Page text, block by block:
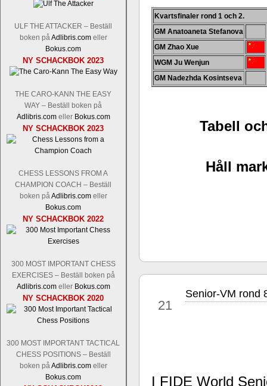
ULF THE ATTACKER – Beställ
boken påAdlibris.comeller
Bokus.com
NY SCHACKBOK 2023
THE CARO-KANN THE EASY
WAY – Beställ boken på
Adlibris.comeller Bokus.com
NY SCHACKBOK 2023
CHESS LESSONS FROM A
CHAMPION COACH – Beställ
boken påAdlibris.comeller
Bokus.com
NY SCHACKBOK 2022
300 MOST IMPORTANT CHESS
EXERCISES – Beställ boken på
Adlibris.comeller Bokus.com
NY SCHACKBOK 2020
300 MOST IMPORTANT TACTICAL
CHESS POSITIONS – Beställ
boken påAdlibris.comeller
Bokus.com
Schacksnack har inlett det nya
Random, där pjäserna slumpas på
talet och där det på förhand är
ökar i spelöppningsfasen, medan
han dock göra denna gång om
norsk massmedia som inte riktigt
Kvartsfinaler rond 1 och 2.
GM Anatoaneta Stefanova
GM Zhao Xue
WGM Ju Wenjun
GM Nadezhda Kosintseva
Tabell
Håll
21
Senior-VM rond
I FIDE World